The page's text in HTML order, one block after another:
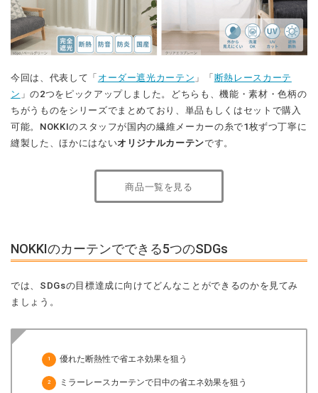
今回は、代表して「 オーダー遮光カーテン 」「 断熱レースカーテ
ン 」の2つをピックアップしました。どちらも、機能・素材・色柄の
ちがうものをシリーズでまとめており、単品もしくはセットで購入
可能。NOKKIのスタッフが国内の繊維メーカーの糸で1枚ずつ丁寧に
縫製した、ほかにはないオリジナルカーテンです。
商品一覧を見る
NOKKIのカーテンでできる5つのSDGs
では、SDGsの目標達成に向けてどんなことができるのかを見てみ
ましょう。
優れた断熱性で省エネ効果を狙う
ミラーレースカーテンで日中の省エネ効果を狙う